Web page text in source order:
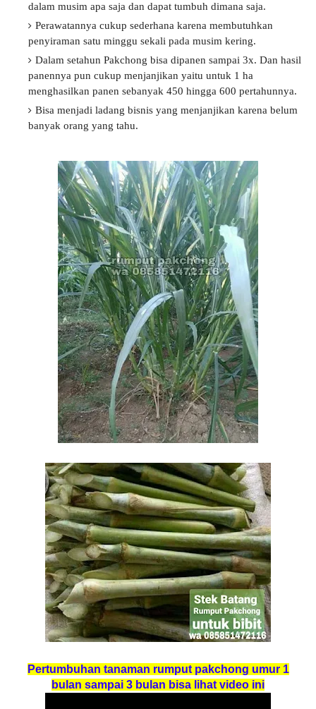
dalam musim apa saja dan dapat tumbuh dimana saja.
Perawatannya cukup sederhana karena membutuhkan
penyiraman satu minggu sekali pada musim kering.
Dalam setahun Pakchong bisa dipanen sampai 3x. Dan hasil
panennya pun cukup menjanjikan yaitu untuk 1 ha
menghasilkan panen sebanyak 450 hingga 600 pertahunnya.
Bisa menjadi ladang bisnis yang menjanjikan karena belum
banyak orang yang tahu.
Pertumbuhan tanaman rumput pakchong umur 1
bulan sampai 3 bulan bisa lihat video ini